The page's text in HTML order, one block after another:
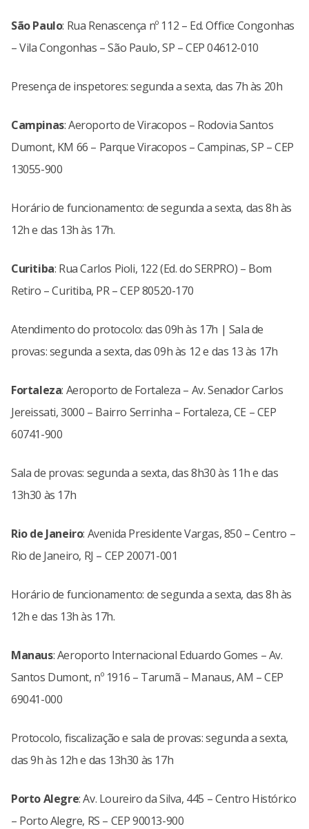
São Paulo: Rua Renascença nº 112 – Ed. Office Congonhas
– Vila Congonhas – São Paulo, SP – CEP 04612-010
Presença de inspetores: segunda a sexta, das 7h às 20h
Campinas: Aeroporto de Viracopos – Rodovia Santos
Dumont, KM 66 – Parque Viracopos – Campinas, SP – CEP
13055-900
Horário de funcionamento: de segunda a sexta, das 8h às
12h e das 13h às 17h.
Curitiba: Rua Carlos Pioli, 122 (Ed. do SERPRO) – Bom
Retiro – Curitiba, PR – CEP 80520-170
Atendimento do protocolo: das 09h às 17h | Sala de
provas: segunda a sexta, das 09h às 12 e das 13 às 17h
Fortaleza: Aeroporto de Fortaleza – Av. Senador Carlos
Jereissati, 3000 – Bairro Serrinha – Fortaleza, CE – CEP
60741-900
Sala de provas: segunda a sexta, das 8h30 às 11h e das
13h30 às 17h
Rio de Janeiro: Avenida Presidente Vargas, 850 – Centro –
Rio de Janeiro, RJ – CEP 20071-001
Horário de funcionamento: de segunda a sexta, das 8h às
12h e das 13h às 17h.
Manaus: Aeroporto Internacional Eduardo Gomes – Av.
Santos Dumont, nº 1916 – Tarumã – Manaus, AM – CEP
69041-000
Protocolo, fiscalização e sala de provas: segunda a sexta,
das 9h às 12h e das 13h30 às 17h
Porto Alegre: Av. Loureiro da Silva, 445 – Centro Histórico
– Porto Alegre, RS – CEP 90013-900